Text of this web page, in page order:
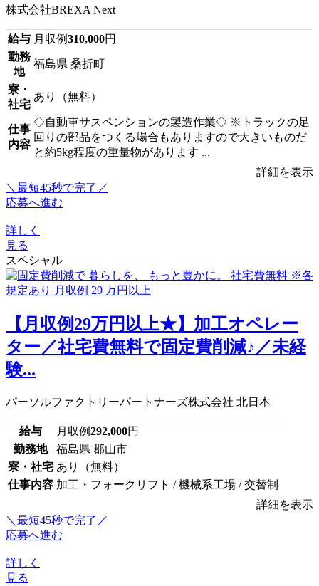
株式会社BREXA Next
給与 月収例310,000円
勤務
地
福島県 桑折町
寮・
社宅
あり（無料）
仕事
内容
◇自動車サスペンションの製造作業◇ ※トラックの足
回りの部品をつくる場合もありますので大きいものだ
と約5kg程度の重量物があります ...
詳細を表示
＼最短45秒で完了／
応募へ進む
詳しく
見る
スペシャル
【月収例29万円以上★】加工オペレー
ター／社宅費無料で固定費削減♪／未経
験...
パーソルファクトリーパートナーズ株式会社 北日本
給与 月収例292,000円
勤務地
福島県 郡山市
寮・社宅 あり（無料）
仕事内容 加工・フォークリフト / 機械系工場 / 交替制
詳細を表示
＼最短45秒で完了／
応募へ進む
詳しく
見る